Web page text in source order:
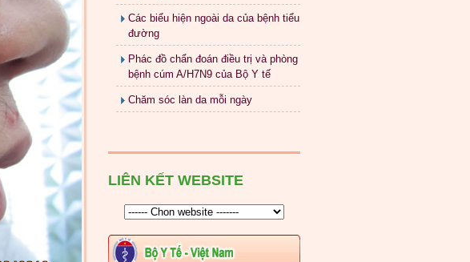
Các biểu hiện ngoài da của bệnh tiểu
đường
Phác đồ chẩn đoán điều trị và phòng
bệnh cúm A/H7N9 của Bộ Y tế
Chăm sóc làn da mỗi ngày
LIÊN KẾT WEBSITE